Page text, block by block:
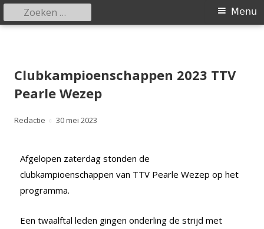
Menu
Clubkampioenschappen 2023 TTV
Pearle Wezep
Redactie 30 mei 2023
Afgelopen zaterdag stonden de
clubkampioenschappen van TTV Pearle Wezep op het
programma.
Een twaalftal leden gingen onderling de strijd met